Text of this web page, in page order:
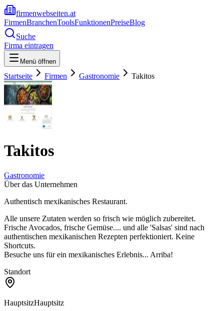
firmenwebseiten.at
FirmenBranchenToolsFunktionenPreiseBlog
Suche
Firma eintragen
Menü öffnen
Startseite Firmen Gastronomie Takitos
Takitos
Gastronomie
Über das Unternehmen
Authentisch mexikanisches Restaurant.
Alle unsere Zutaten werden so frisch wie möglich zubereitet.
Frische Avocados, frische Gemüse.... und alle 'Salsas' sind nach
authentischen mexikanischen Rezepten perfektioniert. Keine
Shortcuts.
Besuche uns für ein mexikanisches Erlebnis... Arriba!
Standort
HauptsitzHauptsitz